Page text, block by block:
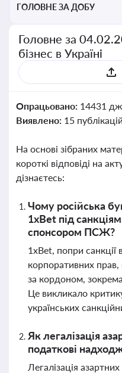
ГОЛОВНЕ ЗА ДОБУ
Головне за
бізнес в Україні
Опрацьовано: 14431
Виявлено: 15
На основі зібраних
короткі відповіді на
дізнаєтесь:
Чому російська
1xBet під
спонсором ПСЖ?
1xBet, попри санкції
корпоративних
за кордоном,
Це викликало
українських
Як легалізація
податкові
Легалізація